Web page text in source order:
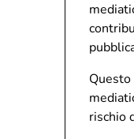
rischio